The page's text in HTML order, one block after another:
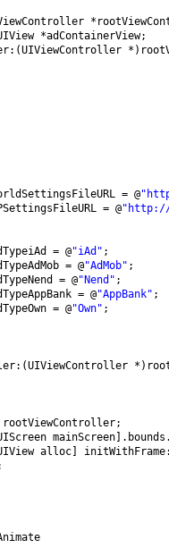
*adContainerView;
= @"
= @" http://
= @"iAd" ;
= @"AdMob" ;
= @"Nend" ;
= @"AppBank" ;
= @"Own" ;
rootViewController;
alloc]